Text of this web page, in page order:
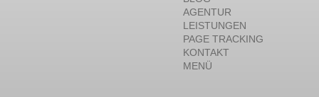
AGENTUR
LEISTUNGEN
PAGE TRACKING
KONTAKT
MENÜ